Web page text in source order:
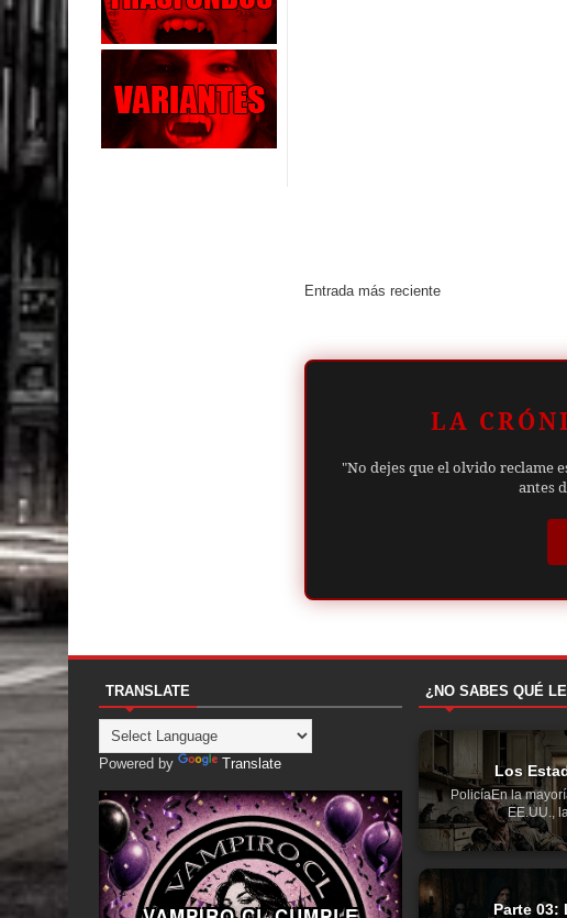
Entrada más reciente
LA
"No dejes que el olvido reclame
antes
TRANSLATE
Powered by Translate
¿NO SABES QUÉ
Los
PolicíaEn la
EE.UU.,
Parte 03: